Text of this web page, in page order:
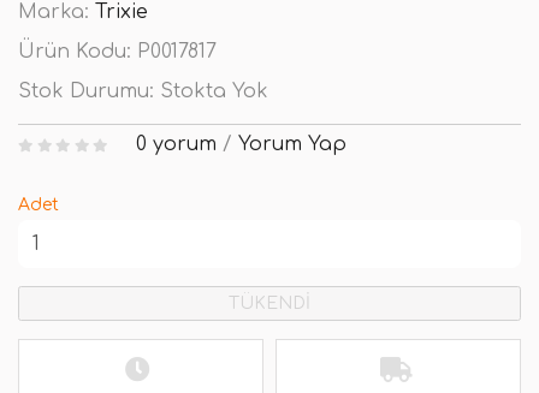
Marka: Trixie
Ürün Kodu: P0017817
Stok Durumu: Stokta Yok
0 yorum / Yorum Yap
Adet
TÜKENDİ